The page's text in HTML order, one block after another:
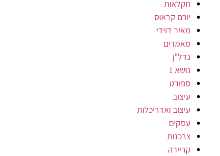
חקלאות
יורם קראוס
מאיר דוידי
מאמרים
נדל"ן
נושא 1
ספורט
עיצוב
עיצוב ואדריכלות
עסקים
צרכנות
קריירה